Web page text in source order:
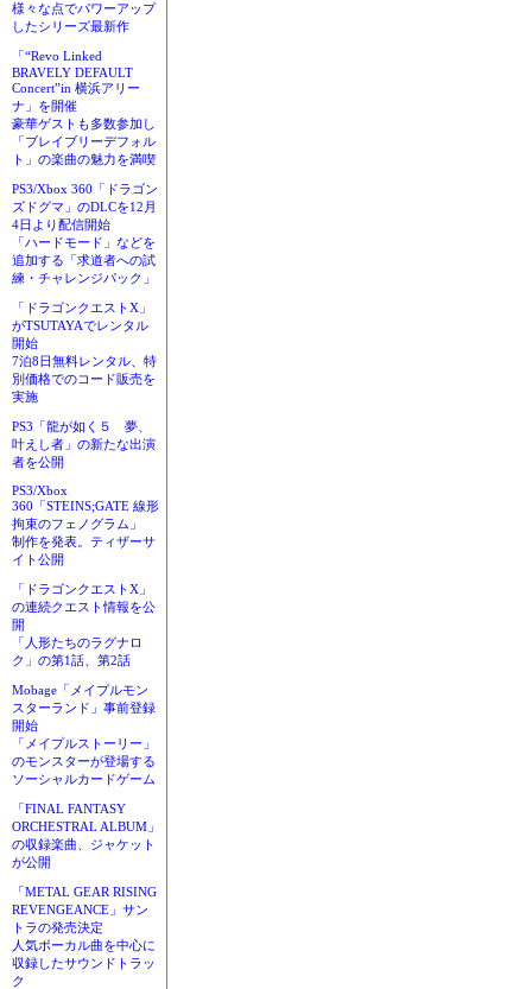
様々な点でパワーアップ
したシリーズ最新作
「“Revo Linked
BRAVELY DEFAULT
Concert”in 横浜アリー
ナ」を開催
豪華ゲストも多数参加し
「ブレイブリーデフォル
ト」の楽曲の魅力を満喫
PS3/Xbox 360「ドラゴン
ズドグマ」のDLCを12月
4日より配信開始
「ハードモード」などを
追加する「求道者への試
練・チャレンジパック」
「ドラゴンクエストX」
がTSUTAYAでレンタル
開始
7泊8日無料レンタル、特
別価格でのコード販売を
実施
PS3「龍が如く５ 夢、
叶えし者」の新たな出演
者を公開
PS3/Xbox
360「STEINS;GATE 線形
拘束のフェノグラム」
制作を発表。ティザーサ
イト公開
「ドラゴンクエストX」
の連続クエスト情報を公
開
「人形たちのラグナロ
ク」の第1話、第2話
Mobage「メイプルモン
スターランド」事前登録
開始
「メイプルストーリー」
のモンスターが登場する
ソーシャルカードゲーム
「FINAL FANTASY
ORCHESTRAL ALBUM」
の収録楽曲、ジャケット
が公開
「METAL GEAR RISING
REVENGEANCE」サン
トラの発売決定
人気ボーカル曲を中心に
収録したサウンドトラッ
ク